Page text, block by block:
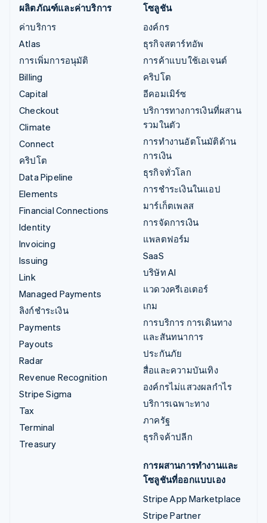
ผลิตภัณฑ์และค่าบริการ
ค่าบริการ
Atlas
การเพิ่มการอนุมัติ
Billing
Capital
Checkout
Climate
Connect
คริปโต
Data Pipeline
Elements
Financial Connections
Identity
Invoicing
Issuing
Link
Managed Payments
ลิงก์ชำระเงิน
Payments
Payouts
Radar
Revenue Recognition
Stripe Sigma
Tax
Terminal
Treasury
โซลูชัน
องค์กร
ธุรกิจสตาร์ทอัพ
การค้าแบบใช้เอเจนต์
คริปโต
อีคอมเมิร์ซ
บริการทางการเงินที่ผสาน
รวมในตัว
การทำงานอัตโนมัติด้าน
การเงิน
ธุรกิจทั่วโลก
การชำระเงินในแอป
มาร์เก็ตเพลส
การจัดการเงิน
แพลตฟอร์ม
SaaS
บริษัท AI
แวดวงครีเอเตอร์
เกม
การบริการ การเดินทาง
และสันทนาการ
ประกันภัย
สื่อและความบันเทิง
องค์กรไม่แสวงผลกำไร
บริการเฉพาะทาง
ภาครัฐ
ธุรกิจค้าปลีก
การผสานการทำงานและ
โซลูชันที่ออกแบบเอง
Stripe App Marketplace
Stripe Partner